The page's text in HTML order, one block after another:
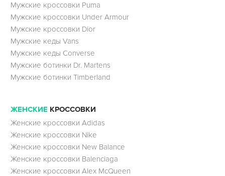
Мужские кроссовки Puma
Мужские кроссовки Under Armour
Мужские кроссовки Dior
Мужские кеды Vans
Мужские кеды Converse
Мужские ботинки Dr. Martens
Мужские ботинки Timberland
ЖЕНСКИЕ КРОССОВКИ
Женские кроссовки Adidas
Женские кроссовки Nike
Женские кроссовки New Balance
Женские кроссовки Balenciaga
Женские кроссовки Alex McQueen